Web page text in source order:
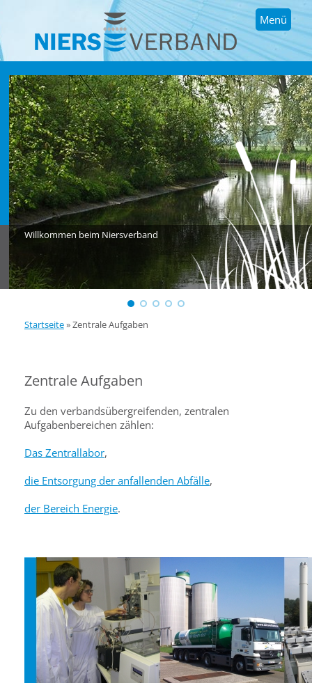
Menü
Willkommen beim Niersverband
Startseite»Zentrale Aufgaben
Zentrale Aufgaben
Zu den verbandsübergreifenden, zentralen
Aufgabenbereichen zählen:
Das Zentrallabor,
die Entsorgung der anfallenden Abfälle,
der Bereich Energie.